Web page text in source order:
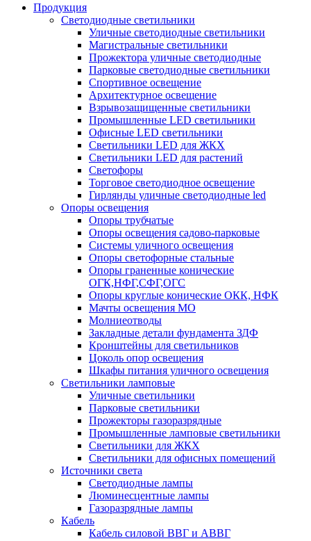
Продукция
Светодиодные светильники
Уличные светодиодные светильники
Магистральные светильники
Прожектора уличные светодиодные
Парковые светодиодные светильники
Спортивное освещение
Архитектурное освещение
Взрывозащищенные светильники
Промышленные LED светильники
Офисные LED светильники
Cветильники LED для ЖКХ
Светильники LED для растений
Светофоры
Торговое светодиодное освещение
Гирлянды уличные светодиодные led
Опоры освещения
Опоры трубчатые
Опоры освещения садово-парковые
Системы уличного освещения
Опоры светофорные стальные
Опоры граненные конические
ОГК,НФГ,СФГ,ОГС
Опоры круглые конические ОКК, НФК
Мачты освещения МО
Молниеотводы
Закладные детали фундамента ЗДФ
Кронштейны для светильников
Цоколь опор освещения
Шкафы питания уличного освещения
Светильники ламповые
Уличные светильники
Парковые светильники
Прожекторы газоразрядные
Промышленные ламповые светильники
Светильники для ЖКХ
Светильники для офисных помещений
Источники света
Светодиодные лампы
Люминесцентные лампы
Газоразрядные лампы
Кабель
Кабель силовой ВВГ и АВВГ